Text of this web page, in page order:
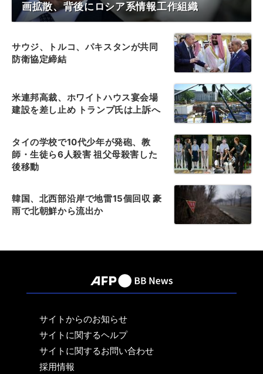
画拡散、背後にロシア系情報工作組織
サウジ、トルコ、パキスタンが共同
防衛協定締結
米連邦高裁、ホワイトハウス宴会場
建設を差し止め トランプ氏は上訴へ
タイの学校で10代少年が発砲、教
師・生徒ら6人殺害 祖父母殺害した
後移動
韓国、北西部沿岸で地雷15個回収 豪
雨で北朝鮮から流出か
サイトからのお知らせ
サイトに関するヘルプ
サイトに関するお問い合わせ
採用情報